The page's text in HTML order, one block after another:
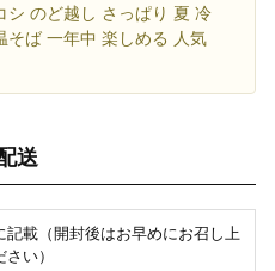
シ のど越し さっぱり 夏 冷
そば 一年中 楽しめる 人気
送
記載（開封後はお早めにお召し上
い）